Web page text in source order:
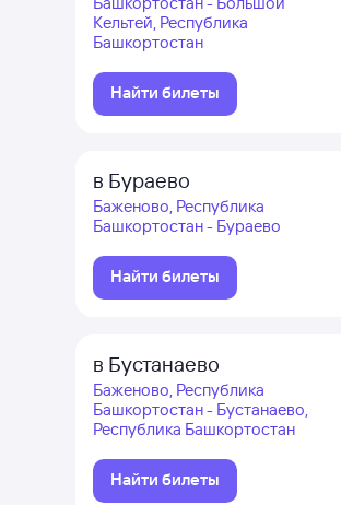
Кельтей, Республика
Башкортостан
Найти билеты
в Бураево
Баженово, Республика
Башкортостан - Бураево
Найти билеты
в Бустанаево
Баженово, Республика
Башкортостан - Бустанаево,
Республика Башкортостан
Найти билеты